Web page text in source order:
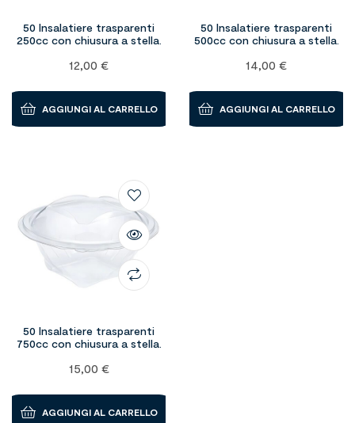
50 Insalatiere trasparenti
250cc con chiusura a stella.
12,00 €
AGGIUNGI AL CARRELLO
50 Insalatiere trasparenti
500cc con chiusura a stella.
14,00 €
AGGIUNGI AL CARRELLO
50 Insalatiere trasparenti
750cc con chiusura a stella.
15,00 €
AGGIUNGI AL CARRELLO